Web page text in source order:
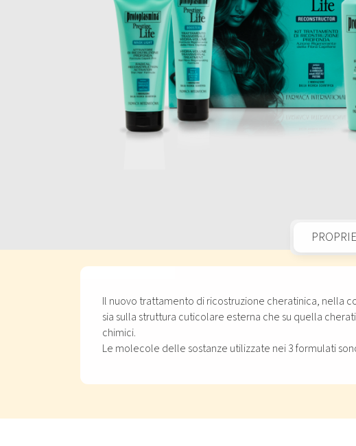
Il nuovo trattamento di ricostruzione cheratinica, nella
sia sulla struttura cuticolare esterna che su quella
chimici.
Le molecole delle sostanze utilizzate nei 3 formulati